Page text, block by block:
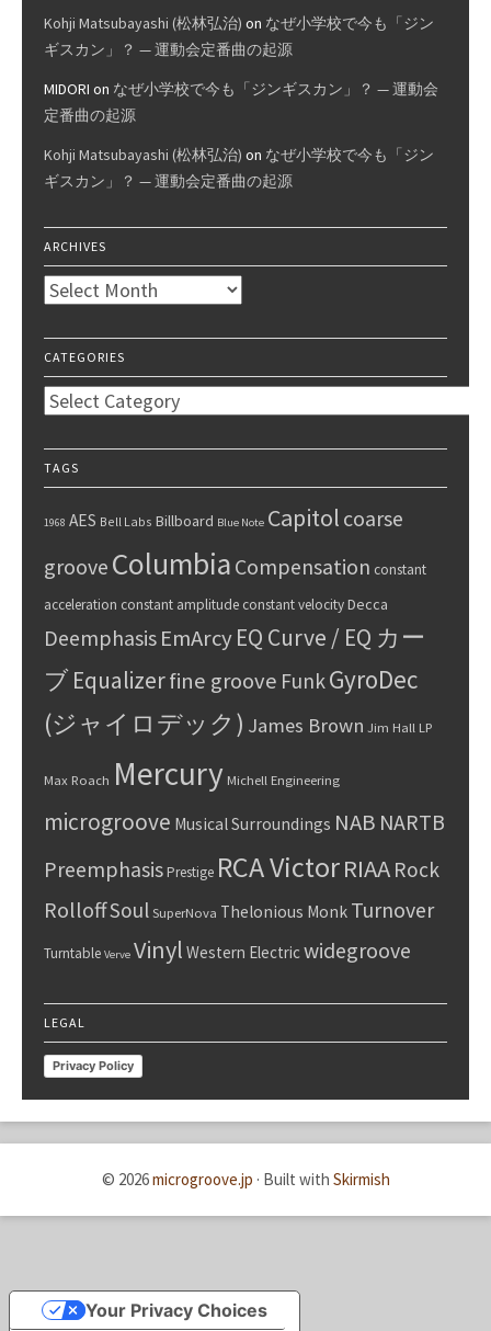
Kohji Matsubayashi (松林弘治) on なぜ小学校で今も「ジン
ギスカン」？ — 運動会定番曲の起源
MIDORI on なぜ小学校で今も「ジンギスカン」？ — 運動会
定番曲の起源
Kohji Matsubayashi (松林弘治) on なぜ小学校で今も「ジン
ギスカン」？ — 運動会定番曲の起源
ARCHIVES
Archives
CATEGORIES
Categories
TAGS
1968 AES Bell Labs Billboard Blue Note Capitol coarse
groove Columbia Compensation constant
acceleration constant amplitude constant velocityDecca
Deemphasis EmArcyEQ Curve / EQ カー
ブEqualizerfine groove FunkGyroDec
(ジャイロデック) James Brown Jim Hall LP
Max Roach Mercury Michell Engineering
microgroove Musical Surroundings NAB NARTB
PreemphasisPrestige RCA VictorRIAA Rock
RolloffSoul SuperNova Thelonious Monk Turnover
Turntable Verve Vinyl Western Electricwidegroove
LEGAL
Privacy Policy
© 2026microgroove.jp · Built with Skirmish
Your Privacy Choices